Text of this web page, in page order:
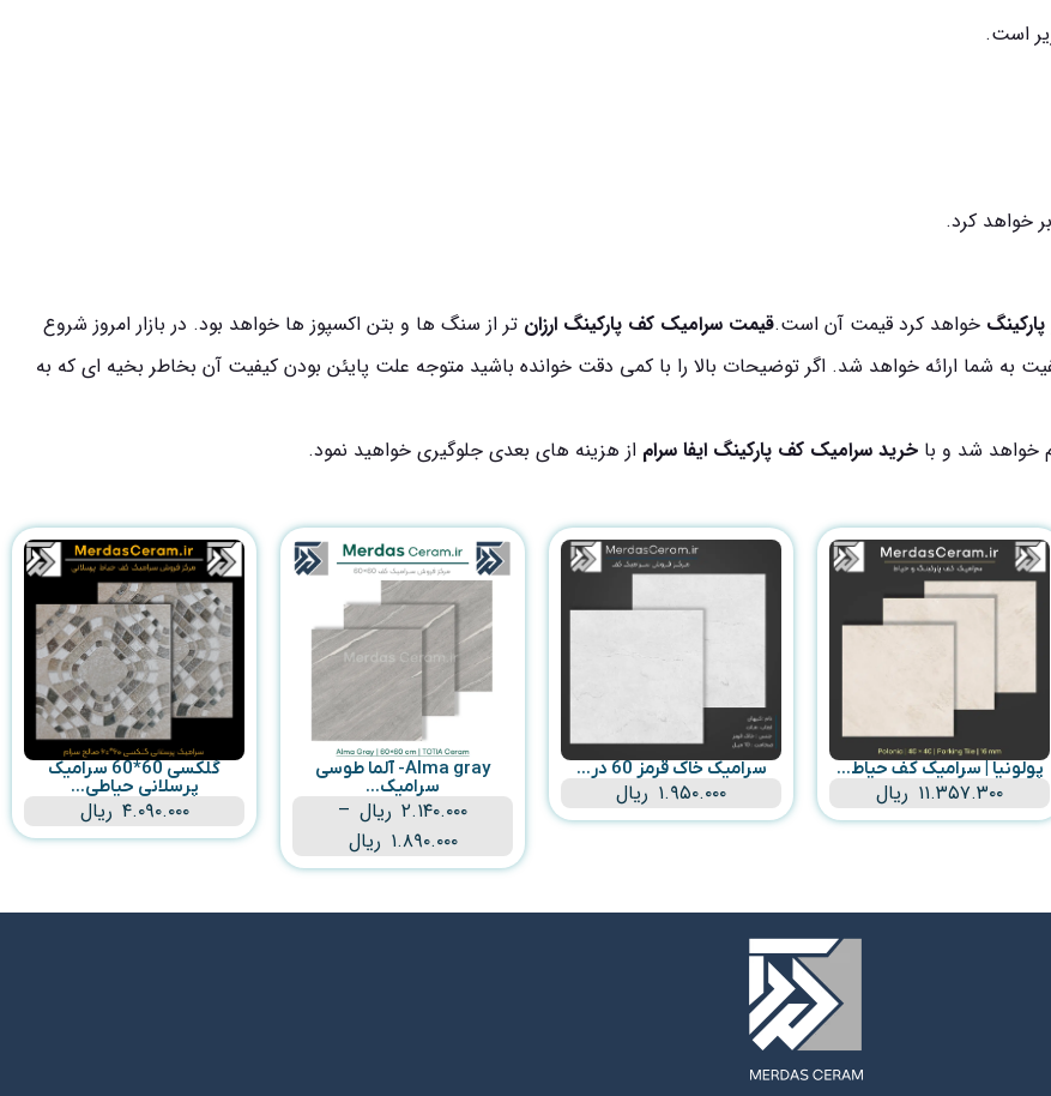
است.
خواهد کرد قیمت آن است.قیمت سرامیک کف پارکینگ ارزان تر از سنگ ها و بتن اکسپوز ها خواهد بود. در بازار امروز شروع
در پائین ترین کیفیت به شما ارائه خواهد شد. اگر توضیحات بالا را با کمی دقت خوانده باشید متوجه علت پایئن بودن کیفیت آن بخاطر بخیه ای که به
خواهد شد و با خرید سرامیک کف پارکینگ ایفا سرام از هزینه های بعدی جلوگیری خواهید نمود.
پولونیا | سرامیک کف حیاط...
۱۱.۳۵۷.۳۰۰ ریال
سرامیک خاک قرمز 60 در...
۱.۹۵۰.۰۰۰ ریال
Alma gray- آلما طوسی
سرامیک...
۲.۱۴۰.۰۰۰ ریال –
۱.۸۹۰.۰۰۰ ریال
گلکسی 60*60 سرامیک
پرسلانی حیاطی...
۴.۰۹۰.۰۰۰ ریال